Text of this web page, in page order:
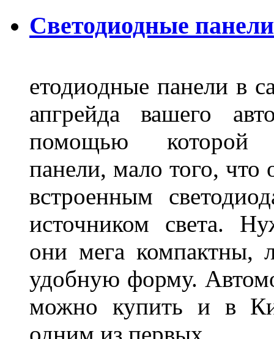
Светодиодные
етодиодные панели в
апгрейда вашего
помощью
панели, мало того, что
встроенным
источником света.
они мега компактны,
удобную форму.
можно купить и в